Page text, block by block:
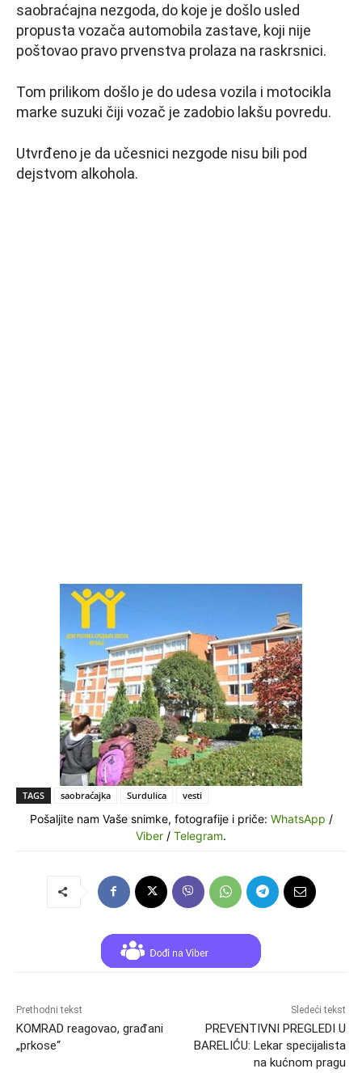
saobraćajna nezgoda, do koje je došlo usled
propusta vozača automobila zastave, koji nije
poštovao pravo prvenstva prolaza na raskrsnici.
Tom prilikom došlo je do udesa vozila i motocikla
marke suzuki čiji vozač je zadobio lakšu povredu.
Utvrđeno je da učesnici nezgode nisu bili pod
dejstvom alkohola.
TAGS saobraćajka Surdulica vesti
Pošaljite nam Vaše snimke, fotografije i priče: WhatsApp /
Viber / Telegram.
Prethodni tekst
KOMRAD reagovao, građani
„prkose“
Sledeći tekst
PREVENTIVNI PREGLEDI U
BARELIĆU: Lekar specijalista
na kućnom pragu